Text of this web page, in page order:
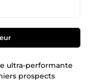
ultra-performante
prospects